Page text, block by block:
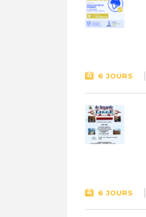
6 JOURS
6 JOURS